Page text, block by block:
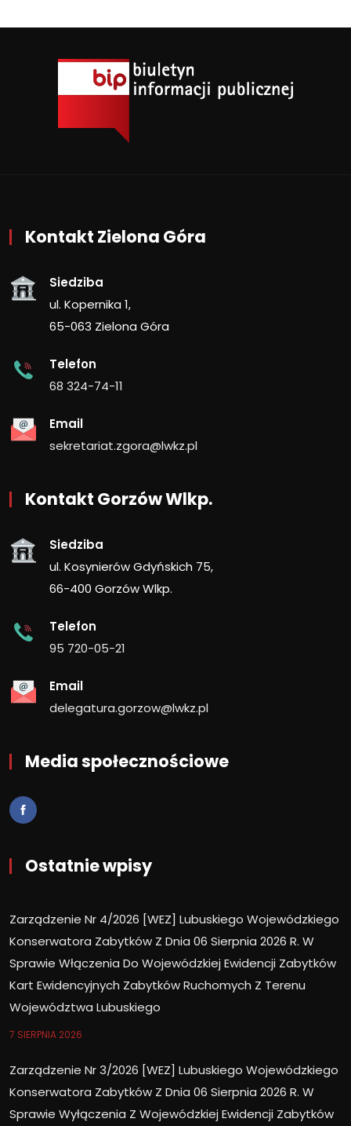
Kontakt Zielona Góra
Siedziba
ul. Kopernika 1,
65-063 Zielona Góra
Telefon
68 324-74-11
Email
sekretariat.zgora@lwkz.pl
Kontakt Gorzów Wlkp.
Siedziba
ul. Kosynierów Gdyńskich 75,
66-400 Gorzów Wlkp.
Telefon
95 720-05-21
Email
delegatura.gorzow@lwkz.pl
Media społecznościowe
Ostatnie wpisy
Zarządzenie Nr 4/2026 [WEZ] Lubuskiego Wojewódzkiego
Konserwatora Zabytków Z Dnia 06 Sierpnia 2026 R. W
Sprawie Włączenia Do Wojewódzkiej Ewidencji Zabytków
Kart Ewidencyjnych Zabytków Ruchomych Z Terenu
Województwa Lubuskiego
7 SIERPNIA 2026
Zarządzenie Nr 3/2026 [WEZ] Lubuskiego Wojewódzkiego
Konserwatora Zabytków Z Dnia 06 Sierpnia 2026 R. W
Sprawie Wyłączenia Z Wojewódzkiej Ewidencji Zabytków